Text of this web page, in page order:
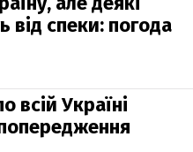
від спеки: погода
всій Україні